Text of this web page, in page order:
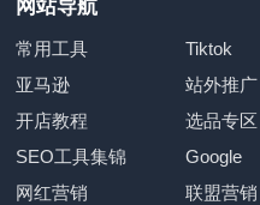
网站导航
常用工具 Tiktok
亚马逊
站外推广
开店教程
选品专区
SEO工具集锦
Google
网红营销
联盟营销